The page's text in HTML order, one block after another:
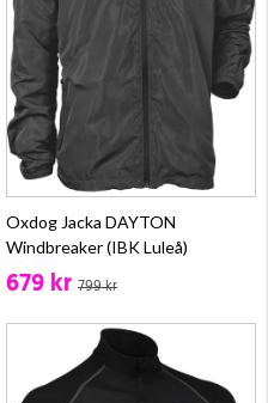
Oxdog Jacka DAYTON
Windbreaker (IBK Luleå)
679 kr 799 kr